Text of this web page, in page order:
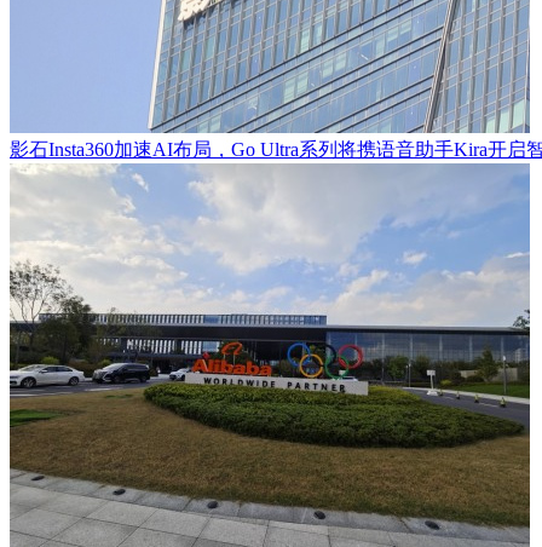
影石Insta360加速AI布局，Go Ultra系列将携语音助手Kira开启